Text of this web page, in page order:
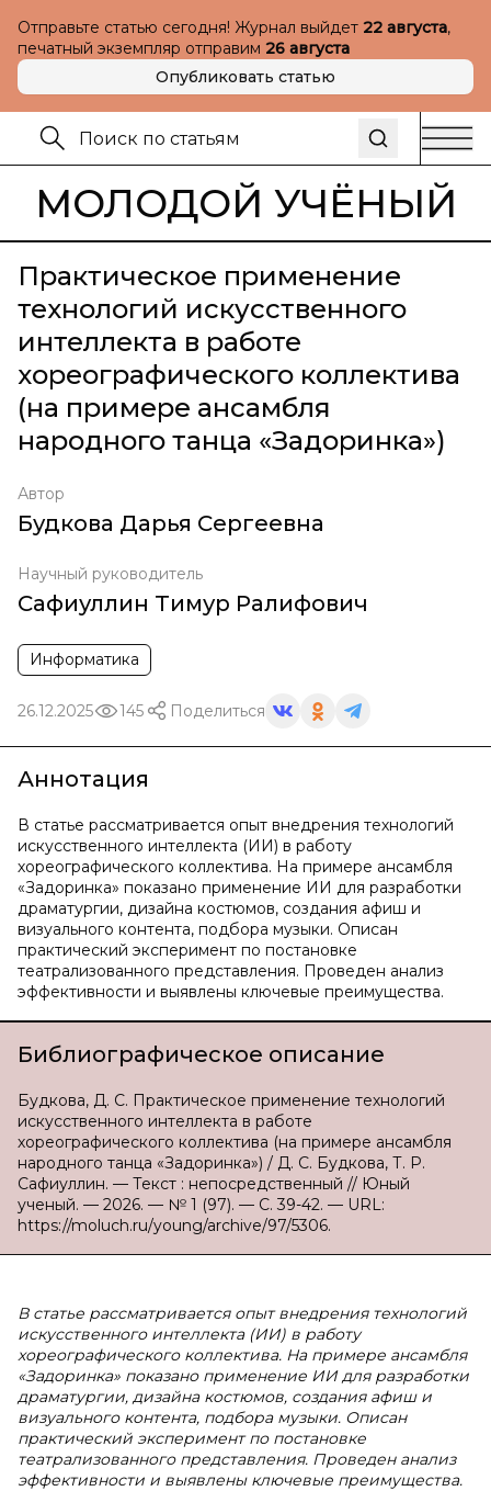
Отправьте статью сегодня! Журнал выйдет 22 августа,
печатный экземпляр отправим 26 августа
Опубликовать статью
МОЛОДОЙ УЧЁНЫЙ
Практическое применение
технологий искусственного
интеллекта в работе
хореографического коллектива
(на примере ансамбля
народного танца «Задоринка»)
Автор
Будкова Дарья Сергеевна
Научный руководитель
Сафиуллин Тимур Ралифович
Информатика
26.12.2025 145 Поделиться
Аннотация
В статье рассматривается опыт внедрения технологий
искусственного интеллекта (ИИ) в работу
хореографического коллектива. На примере ансамбля
«Задоринка» показано применение ИИ для разработки
драматургии, дизайна костюмов, создания афиш и
визуального контента, подбора музыки. Описан
практический эксперимент по постановке
театрализованного представления. Проведен анализ
эффективности и выявлены ключевые преимущества.
Библиографическое описание
Будкова, Д. С. Практическое применение технологий
искусственного интеллекта в работе
хореографического коллектива (на примере ансамбля
народного танца «Задоринка») / Д. С. Будкова, Т. Р.
Сафиуллин. — Текст : непосредственный // Юный
ученый. — 2026. — № 1 (97). — С. 39-42. — URL:
https://moluch.ru/young/archive/97/5306.
В статье рассматривается опыт внедрения технологий
искусственного интеллекта (ИИ) в работу
хореографического коллектива. На примере ансамбля
«Задоринка» показано применение ИИ для разработки
драматургии, дизайна костюмов, создания афиш и
визуального контента, подбора музыки. Описан
практический эксперимент по постановке
театрализованного представления. Проведен анализ
эффективности и выявлены ключевые преимущества.